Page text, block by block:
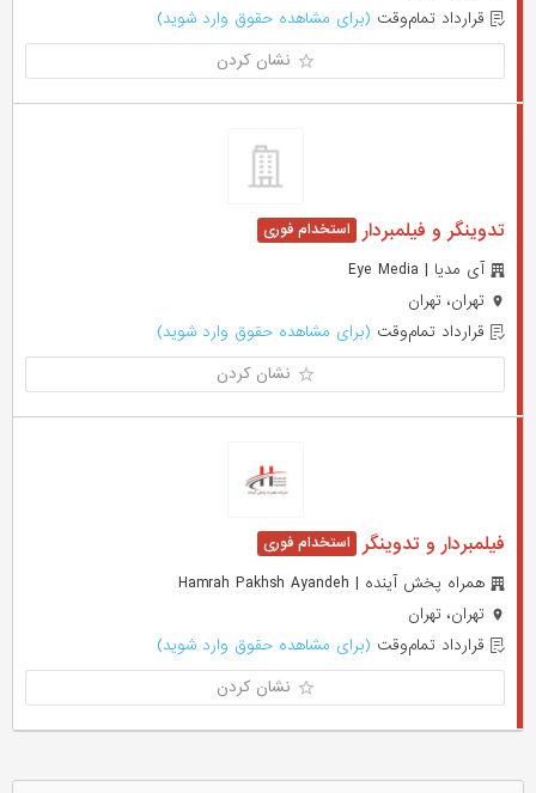
قرارداد تمام‌وقت (برای مشاهده حقوق وارد شوید)
نشان کردن
تدوینگر و فیلمبردار
آی مدیا | Eye Media
تهران، تهران
قرارداد تمام‌وقت (برای مشاهده حقوق وارد شوید)
نشان کردن
فیلمبردار و تدوینگر
همراه پخش آینده | Hamrah Pakhsh Ayandeh
تهران، تهران
قرارداد تمام‌وقت (برای مشاهده حقوق وارد شوید)
نشان کردن